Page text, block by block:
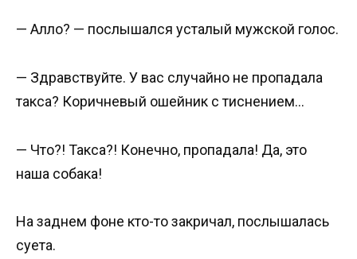
— Алло? — послышался усталый мужской голос.
— Здравствуйте. У вас случайно не пропадала
такса? Коричневый ошейник с тиснением…
— Что?! Такса?! Конечно, пропадала! Да, это
наша собака!
На заднем фоне кто-то закричал, послышалась
суета.